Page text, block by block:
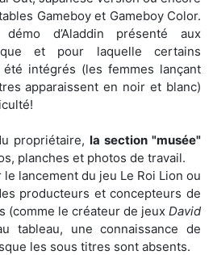
Gameboy et Gameboy Color.
d’Aladdin présenté aux
et pour laquelle certains
été intégrés (les femmes lançant
apparaissent en noir et blanc)
propriétaire, la section "musée"
planches et photos de travail.
lancement du jeu Le Roi Lion ou
producteurs et concepteurs de
(comme le créateur de jeux David
tableau, une connaissance de
les sous titres sont absents.